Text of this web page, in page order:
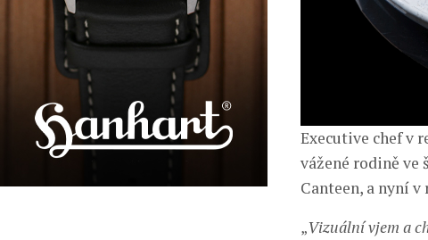
Executive chef v
vážené rodině ve
Canteen, a nyní
„Vizuální vjem a